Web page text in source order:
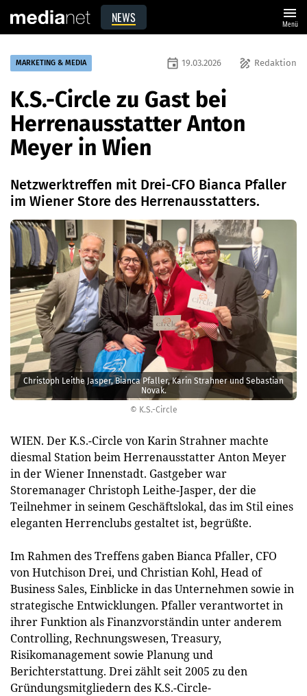
NEWS menu
Menü
© K.S.-Circle
Christoph Leithe Jasper, Bianca Pfaller, Karin Strahner und Sebastian
Novak.
MARKETING & MEDIA draw Redaktion
event 19.03.2026
K.S.-Circle zu Gast bei
Herrenausstatter Anton
Meyer in Wien
Netzwerktreffen mit Drei-CFO Bianca Pfaller
im Wiener Store des Herrenausstatters.
WIEN. Der K.S.-Circle von Karin Strahner machte
diesmal Station beim Herrenausstatter Anton Meyer
in der Wiener Innenstadt. Gastgeber war
Storemanager Christoph Leithe-Jasper, der die
Teilnehmer in seinem Geschäftslokal, das im Stil eines
eleganten Herrenclubs gestaltet ist, begrüßte.
Im Rahmen des Treffens gaben Bianca Pfaller, CFO
von Hutchison Drei, und Christian Kohl, Head of
Business Sales, Einblicke in das Unternehmen sowie in
strategische Entwicklungen. Pfaller verantwortet in
ihrer Funktion als Finanzvorständin unter anderem
Controlling, Rechnungswesen, Treasury,
Risikomanagement sowie Planung und
Berichterstattung. Drei zählt seit 2005 zu den
Gründungsmitgliedern des K.S.-Circle-